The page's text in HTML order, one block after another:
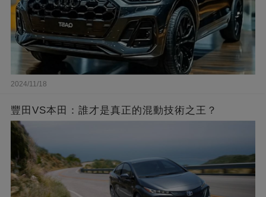
2024/11/18
豐田VS本田：誰才是真正的混動技術之王？